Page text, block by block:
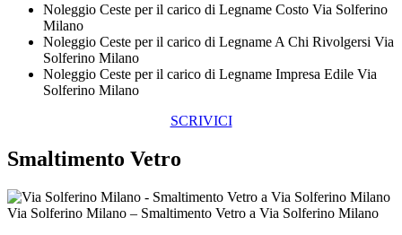
Noleggio Ceste per il carico di Legname Costo Via Solferino
Milano
Noleggio Ceste per il carico di Legname A Chi Rivolgersi Via
Solferino Milano
Noleggio Ceste per il carico di Legname Impresa Edile Via
Solferino Milano
SCRIVICI
Smaltimento Vetro
Via Solferino Milano – Smaltimento Vetro a Via Solferino Milano